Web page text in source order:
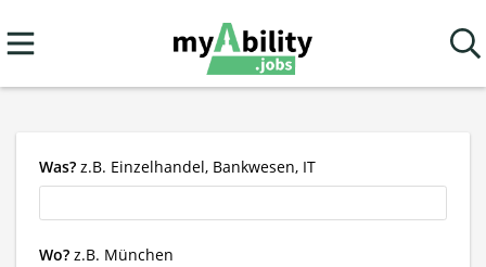
Was? z.B. Einzelhandel, Bankwesen, IT
Wo? z.B. München